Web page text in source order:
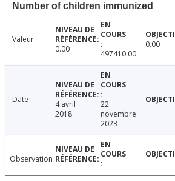
Number of children immunized
Valeur
0.00
497410.00
0.00
Date
4 avril
2018
22
novembre
2023
Observation